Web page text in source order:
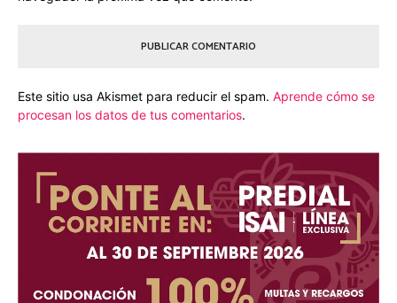
Este sitio usa Akismet para reducir el spam. Aprende cómo se
procesan los datos de tus comentarios.